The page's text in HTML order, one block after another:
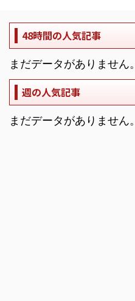
48時間の人気記事
まだデータがありません。
週の人気記事
まだデータがありません。